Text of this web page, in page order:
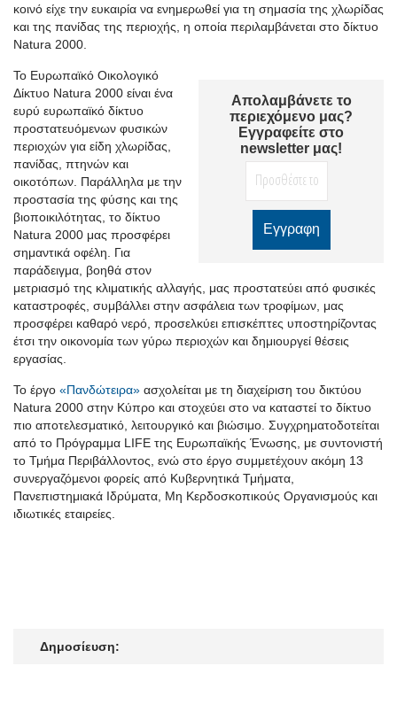
κοινό είχε την ευκαιρία να ενημερωθεί για τη σημασία της χλωρίδας
και της πανίδας της περιοχής, η οποία περιλαμβάνεται στο δίκτυο
Natura 2000.
Απολαμβάνετε το
περιεχόμενο μας?
Εγγραφείτε στο
newsletter μας!
Το Ευρωπαϊκό Οικολογικό
Δίκτυο Natura 2000 είναι ένα
ευρύ ευρωπαϊκό δίκτυο
προστατευόμενων φυσικών
περιοχών για είδη χλωρίδας,
πανίδας, πτηνών και
οικοτόπων. Παράλληλα με την
προστασία της φύσης και της
βιοποικιλότητας, το δίκτυο
Natura 2000 μας προσφέρει
σημαντικά οφέλη. Για
παράδειγμα, βοηθά στον
μετριασμό της κλιματικής αλλαγής, μας προστατεύει από φυσικές
καταστροφές, συμβάλλει στην ασφάλεια των τροφίμων, μας
προσφέρει καθαρό νερό, προσελκύει επισκέπτες υποστηρίζοντας
έτσι την οικονομία των γύρω περιοχών και δημιουργεί θέσεις
εργασίας.
Το έργο «Πανδώτειρα» ασχολείται με τη διαχείριση του δικτύου
Natura 2000 στην Κύπρο και στοχεύει στο να καταστεί το δίκτυο
πιο αποτελεσματικό, λειτουργικό και βιώσιμο. Συγχρηματοδοτείται
από το Πρόγραμμα LIFE της Ευρωπαϊκής Ένωσης, με συντονιστή
το Τμήμα Περιβάλλοντος, ενώ στο έργο συμμετέχουν ακόμη 13
συνεργαζόμενοι φορείς από Κυβερνητικά Τμήματα,
Πανεπιστημιακά Ιδρύματα, Μη Κερδοσκοπικούς Οργανισμούς και
ιδιωτικές εταιρείες.
Δημοσίευση: